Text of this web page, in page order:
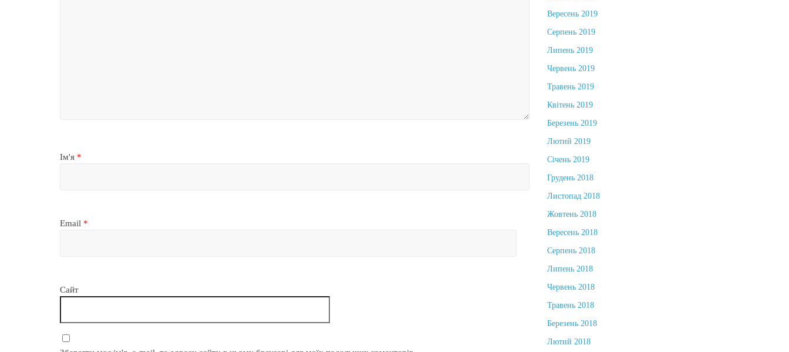
Ім'я *
Email *
Сайт
Вересень 2019
Серпень 2019
Липень 2019
Червень 2019
Травень 2019
Квітень 2019
Березень 2019
Лютий 2019
Січень 2019
Грудень 2018
Листопад 2018
Жовтень 2018
Вересень 2018
Серпень 2018
Липень 2018
Червень 2018
Травень 2018
Березень 2018
Лютий 2018